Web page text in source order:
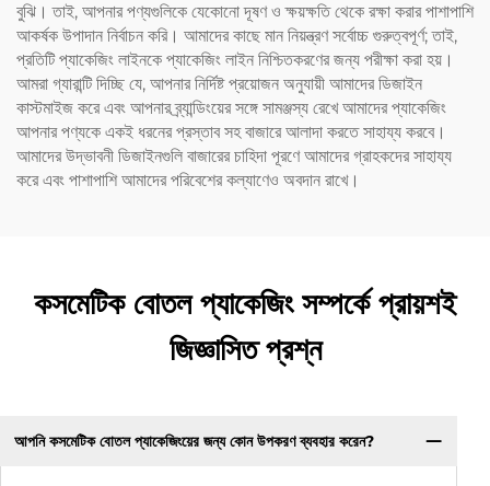
বুঝি। তাই, আপনার পণ্যগুলিকে যেকোনো দূষণ ও ক্ষয়ক্ষতি থেকে রক্ষা করার পাশাপাশি
আকর্ষক উপাদান নির্বাচন করি। আমাদের কাছে মান নিয়ন্ত্রণ সর্বোচ্চ গুরুত্বপূর্ণ; তাই,
প্রতিটি প্যাকেজিং লাইনকে প্যাকেজিং লাইন নিশ্চিতকরণের জন্য পরীক্ষা করা হয়।
আমরা গ্যারান্টি দিচ্ছি যে, আপনার নির্দিষ্ট প্রয়োজন অনুযায়ী আমাদের ডিজাইন
কাস্টমাইজ করে এবং আপনার ব্র্যান্ডিংয়ের সঙ্গে সামঞ্জস্য রেখে আমাদের প্যাকেজিং
আপনার পণ্যকে একই ধরনের প্রস্তাব সহ বাজারে আলাদা করতে সাহায্য করবে।
আমাদের উদ্ভাবনী ডিজাইনগুলি বাজারের চাহিদা পূরণে আমাদের গ্রাহকদের সাহায্য
করে এবং পাশাপাশি আমাদের পরিবেশের কল্যাণেও অবদান রাখে।
কসমেটিক বোতল প্যাকেজিং সম্পর্কে প্রায়শই
জিজ্ঞাসিত প্রশ্ন
আপনি কসমেটিক বোতল প্যাকেজিংয়ের জন্য কোন উপকরণ ব্যবহার করেন?